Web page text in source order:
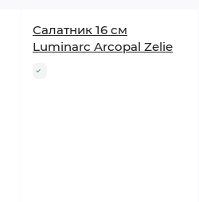
Салатник 16 см
Luminarc Arcopal Zelie